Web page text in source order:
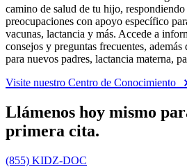
camino de salud de tu hijo,
preocupaciones con apoyo específico
vacunas, lactancia y más. Accede a
consejos y preguntas frecuentes, además
para nuevos padres, lactancia materna,
Visite nuestro Centro de Conocimiento
Llámenos hoy mismo
primera cita.
(855) KIDZ-DOC